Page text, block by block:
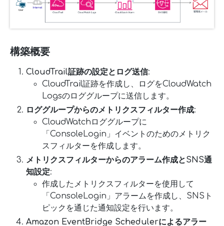
構築概要
CloudTrail証跡の設定とログ送信:
CloudTrail証跡を作成し、ログをCloudWatch
Logsのロググループに送信します。
ロググループからのメトリクスフィルター作成:
CloudWatchロググループに
「ConsoleLogin」イベントのためのメトリク
スフィルターを作成します。
メトリクスフィルターからのアラーム作成とSNS通
知設定:
作成したメトリクスフィルターを使用して
「ConsoleLogin」アラームを作成し、SNSト
ピックを通じた通知設定を行います。
Amazon EventBridge Schedulerによるアラー